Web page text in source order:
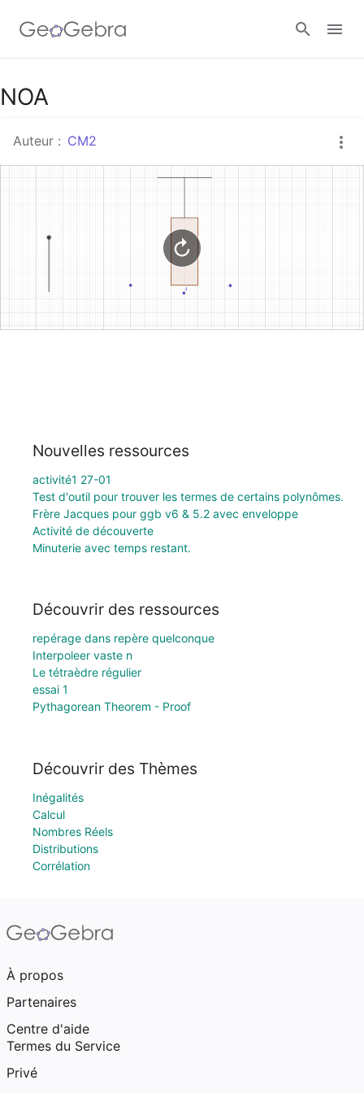
Google Classroom
Classe GeoGebra
NOA
Auteur : CM2
Nouvelles ressources
activité1 27-01
Test d'outil pour trouver les termes de certains polynômes.
Frère Jacques pour ggb v6 & 5.2 avec enveloppe
Activité de découverte
Minuterie avec temps restant.
Découvrir des ressources
repérage dans repère quelconque
Interpoleer vaste n
Le tétraèdre régulier
essai 1
Pythagorean Theorem - Proof
Découvrir des Thèmes
Inégalités
Calcul
Nombres Réels
Distributions
Corrélation
À propos
Partenaires
Centre d'aide
Termes du Service
Privé